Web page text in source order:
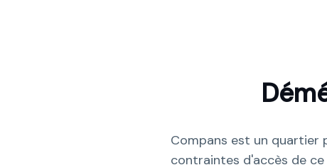
Compans est un quartier
contraintes d'accès de